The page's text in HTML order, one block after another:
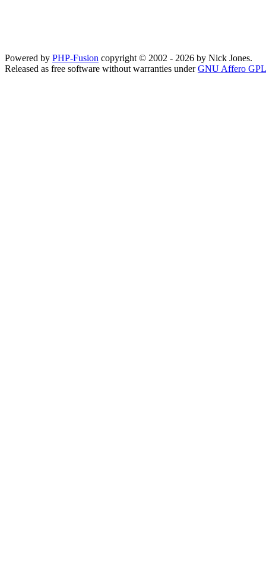
Powered by PHP-Fusion copyright © 2002 - 2026 by Nick Jones.
Released as free software without warranties underGNU Affero GPL